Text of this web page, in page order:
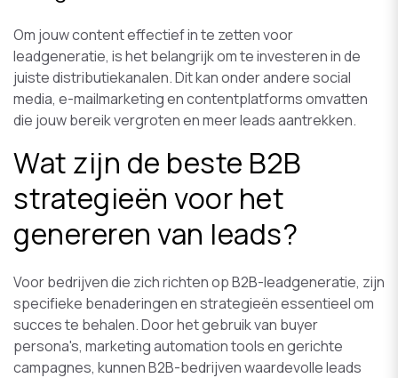
Om jouw content effectief in te zetten voor
leadgeneratie, is het belangrijk om te investeren in de
juiste distributiekanalen. Dit kan onder andere social
media, e-mailmarketing en contentplatforms omvatten
die jouw bereik vergroten en meer leads aantrekken.
Wat zijn de beste B2B
strategieën voor het
genereren van leads?
Voor bedrijven die zich richten op B2B-leadgeneratie, zijn
specifieke benaderingen en strategieën essentieel om
succes te behalen. Door het gebruik van buyer
persona's, marketing automation tools en gerichte
campagnes, kunnen B2B-bedrijven waardevolle leads